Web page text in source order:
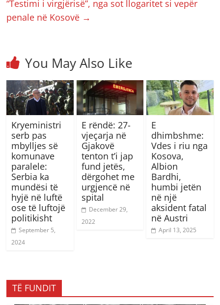
“Testimi i virgjërisë”, nga sot llogaritet si vepër
penale në Kosovë →
You May Also Like
Kryeministri
serb pas
mbylljes së
komunave
paralele:
Serbia ka
mundësi të
hyjë në luftë
ose të luftojë
politikisht
September 5,
2024
E rëndë: 27-
vjeçarja në
Gjakovë
tenton t’i jap
fund jetës,
dërgohet me
urgjencë në
spital
December 29,
2022
E
dhimbshme:
Vdes i riu nga
Kosova,
Albion
Bardhi,
humbi jetën
në një
aksident fatal
në Austri
April 13, 2025
TË FUNDIT